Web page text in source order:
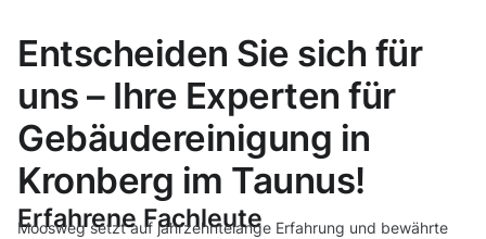
Entscheiden Sie sich für
uns – Ihre Experten für
Gebäudereinigung in
Kronberg im Taunus!
Erfahrene Fachleute
Moosweg setzt auf jahrzehntelange Erfahrung und bewährte